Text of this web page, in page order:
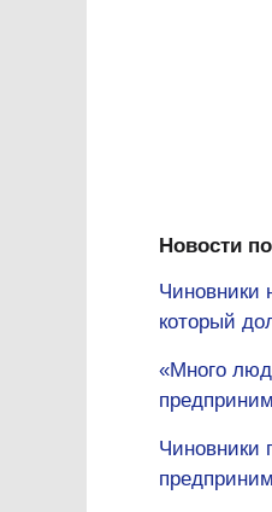
Новости
Чиновники
который
«Много
Чиновники